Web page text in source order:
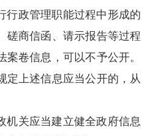
行政管理职能过程中形成的
磋商信函、请示报告等过程
案卷信息，可以不予公开。
定上述信息应当公开的，从
机关应当建立健全政府信息